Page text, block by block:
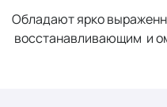
Обладают ярко
восстанавливающим и